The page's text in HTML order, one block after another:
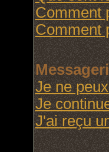
Comment
Comment
Je ne
Je
J'ai reçu